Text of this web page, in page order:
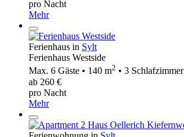
pro Nacht
Mehr
Ferienhaus in Sylt
Ferienhaus Westside
Max. 6 Gäste • 140 m2 • 3 Schlafzimmer
ab 260 €
pro Nacht
Mehr